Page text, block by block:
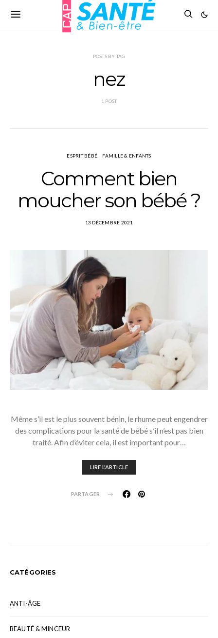
POSTS BY TAG
nez
1 POST
ESPRIT BÉBÉ FAMILLE & ENFANTS
Comment bien
moucher son bébé ?
13 DÉCEMBRE 2021
Même s’il est le plus souvent bénin, le rhume peut engendrer
des complications pour la santé de bébé s’il n’est pas bien
traité. Afin d’éviter cela, il est important pour…
LIRE L'ARTICLE
PARTAGER
CATÉGORIES
ANTI-ÂGE
BEAUTÉ & MINCEUR